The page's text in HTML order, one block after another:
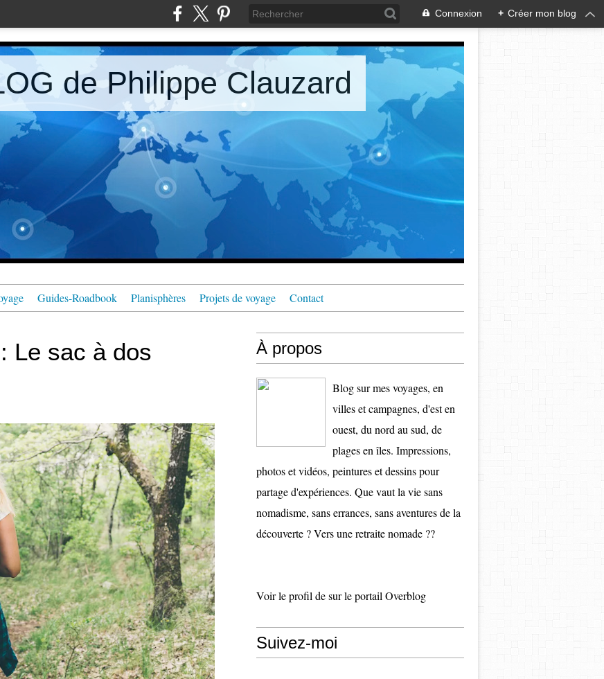
Connexion + Créer mon blog
de Philippe Clauzard
Guides-Roadbook Planisphères Projets de voyage Contact
Le sac à dos À propos
Blog sur mes voyages, en
villes et campagnes, d'est en
ouest, du nord au sud, de
plages en îles. Impressions,
photos et vidéos, peintures et dessins pour
partage d'expériences. Que vaut la vie sans
nomadisme, sans errances, sans aventures de la
découverte ? Vers une retraite nomade ??
Voir le profil desur le portail Overblog
Suivez-moi